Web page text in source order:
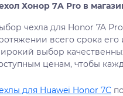
Хонор 7A Pro в
чехла для Honor 7A
всего срока его
выбор
ценам, чтобы
для Huawei Honor 7C